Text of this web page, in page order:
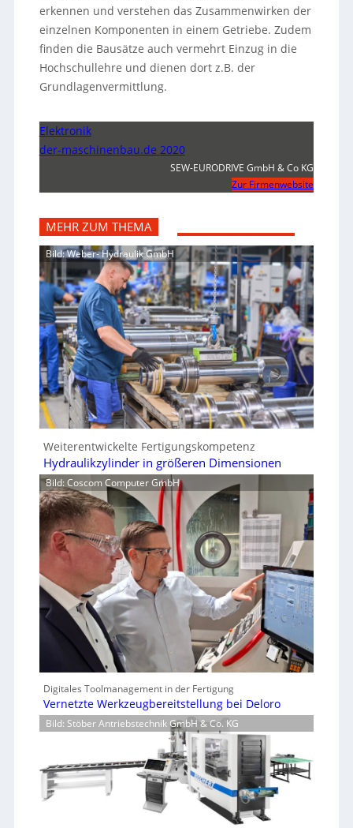
erkennen und verstehen das Zusammenwirken der
einzelnen Komponenten in einem Getriebe. Zudem
finden die Bausätze auch vermehrt Einzug in die
Hochschullehre und dienen dort z.B. der
Grundlagenvermittlung.
Elektronik
der-maschinenbau.de 2020
SEW-EURODRIVE GmbH & Co KG
Zur Firmenwebsite
MEHR ZUM THEMA
Bild: Weber- Hydraulik GmbH
Weiterentwickelte Fertigungskompetenz
Hydraulikzylinder in größeren Dimensionen
Bild: Coscom Computer GmbH
Digitales Toolmanagement in der Fertigung
Vernetzte Werkzeugbereitstellung bei Deloro
Bild: Stöber Antriebstechnik GmbH & Co. KG